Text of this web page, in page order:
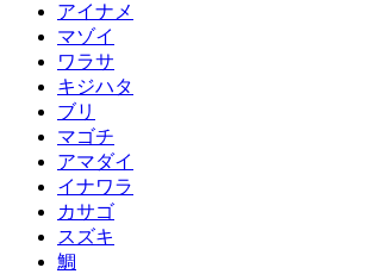
アイナメ
マゾイ
ワラサ
キジハタ
ブリ
マゴチ
アマダイ
イナワラ
カサゴ
スズキ
鯛